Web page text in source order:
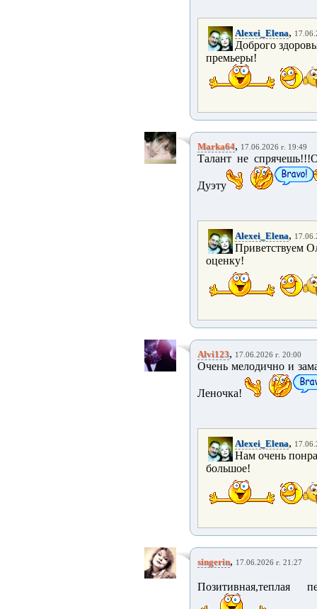
Alexei_Elena,
Доброго
премьеры!
Marka64, 17.06.2026 г. 19:49
Талант не
Дуэту
Alexei_Elena,
Приветствуем
оценку!
Alvi123, 17.06.2026 г. 20:00
Очень мелодично и
Леночка!
Alexei_Elena,
Нам очень
большое!
singerin, 17.06.2026 г. 21:27